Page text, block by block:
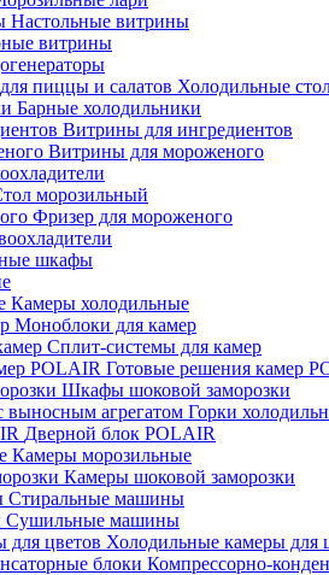
Настольные витрины
витрины
Холодильные
Барные холодильники
Витрины для ингредиентов
Витрины для мороженого
морозильный
Фризер для мороженого
шкафы
Камеры холодильные
Моноблоки для камер
Сплит-системы для камер
Готовые решения камер
Шкафы шоковой заморозки
Горки
Дверной блок POLAIR
Камеры морозильные
Камеры шоковой заморозки
Стиральные машины
Сушильные машины
Холодильные камеры для
Компрессорно-